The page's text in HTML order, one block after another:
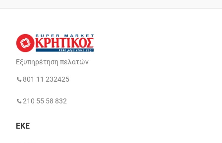
Εξυπηρέτηση πελατών
801 11 232425
210 55 58 832
ΕΚΕ